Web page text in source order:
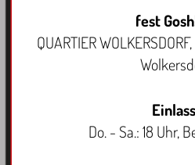
fest
QUARTIER
Do. - Sa.: 18 Uhr,